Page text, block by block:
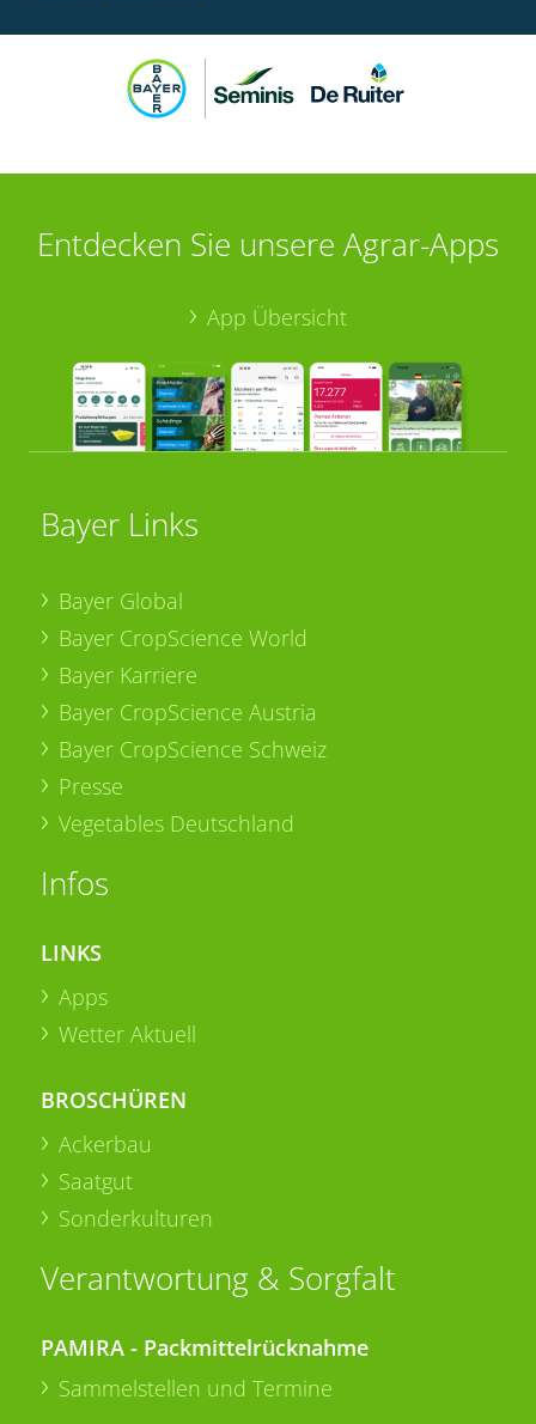
Entdecken Sie unsere Agrar-Apps
App Übersicht
Bayer Links
Bayer Global
Bayer CropScience World
Bayer Karriere
Bayer CropScience Austria
Bayer CropScience Schweiz
Presse
Vegetables Deutschland
Infos
LINKS
Apps
Wetter Aktuell
BROSCHÜREN
Ackerbau
Saatgut
Sonderkulturen
Verantwortung & Sorgfalt
PAMIRA - Packmittelrücknahme
Sammelstellen und Termine